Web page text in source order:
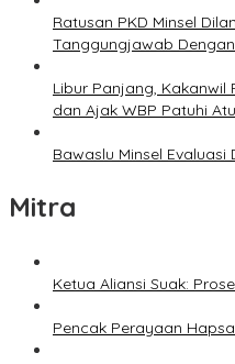
Ratusan PKD Minsel
Tanggungjawab
Libur Panjang, Kakanwil
dan Ajak WBP Patuhi
Bawaslu Minsel
Mitra
Ketua Aliansi Suak:
Pencak Perayaan